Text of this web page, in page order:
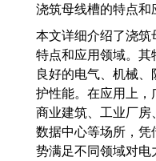
浇筑母线槽的特点和
本文详细介绍了浇筑
特点和应用领域。其
良好的电气、机械、
护性能。在应用上，
商业建筑、工业厂房
数据中心等场所，凭
势满足不同领域对电